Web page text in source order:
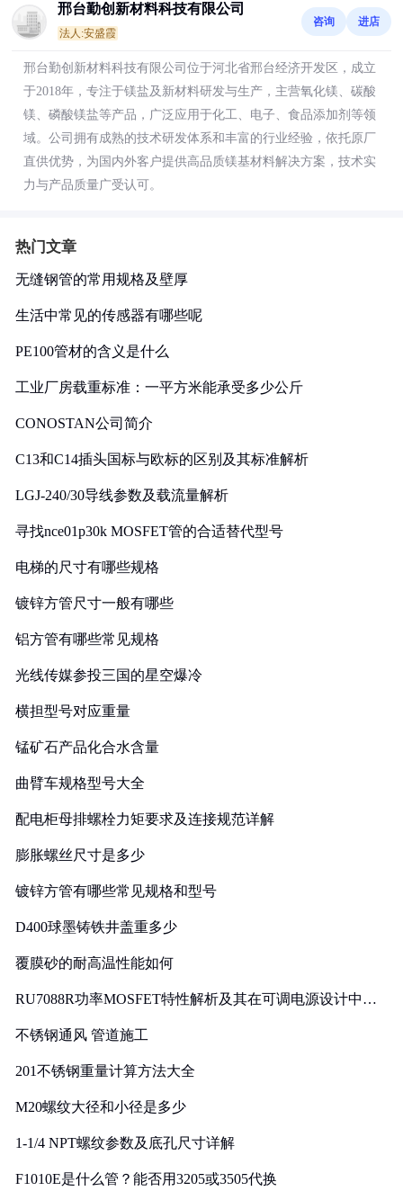
邢台勤创新材料科技有限公司
法人:安盛霞
咨询 进店
邢台勤创新材料科技有限公司位于河北省邢台经济开发区，成立
于2018年，专注于镁盐及新材料研发与生产，主营氧化镁、碳酸
镁、磷酸镁盐等产品，广泛应用于化工、电子、食品添加剂等领
域。公司拥有成熟的技术研发体系和丰富的行业经验，依托原厂
直供优势，为国内外客户提供高品质镁基材料解决方案，技术实
力与产品质量广受认可。
热门文章
无缝钢管的常用规格及壁厚
生活中常见的传感器有哪些呢
PE100管材的含义是什么
工业厂房载重标准：一平方米能承受多少公斤
CONOSTAN公司简介
C13和C14插头国标与欧标的区别及其标准解析
LGJ-240/30导线参数及载流量解析
寻找nce01p30k MOSFET管的合适替代型号
电梯的尺寸有哪些规格
镀锌方管尺寸一般有哪些
铝方管有哪些常见规格
光线传媒参投三国的星空爆冷
横担型号对应重量
锰矿石产品化合水含量
曲臂车规格型号大全
配电柜母排螺栓力矩要求及连接规范详解
膨胀螺丝尺寸是多少
镀锌方管有哪些常见规格和型号
D400球墨铸铁井盖重多少
覆膜砂的耐高温性能如何
RU7088R功率MOSFET特性解析及其在可调电源设计中的
不锈钢通风 管道施工
201不锈钢重量计算方法大全
M20螺纹大径和小径是多少
1-1/4 NPT螺纹参数及底孔尺寸详解
F1010E是什么管？能否用3205或3505代换